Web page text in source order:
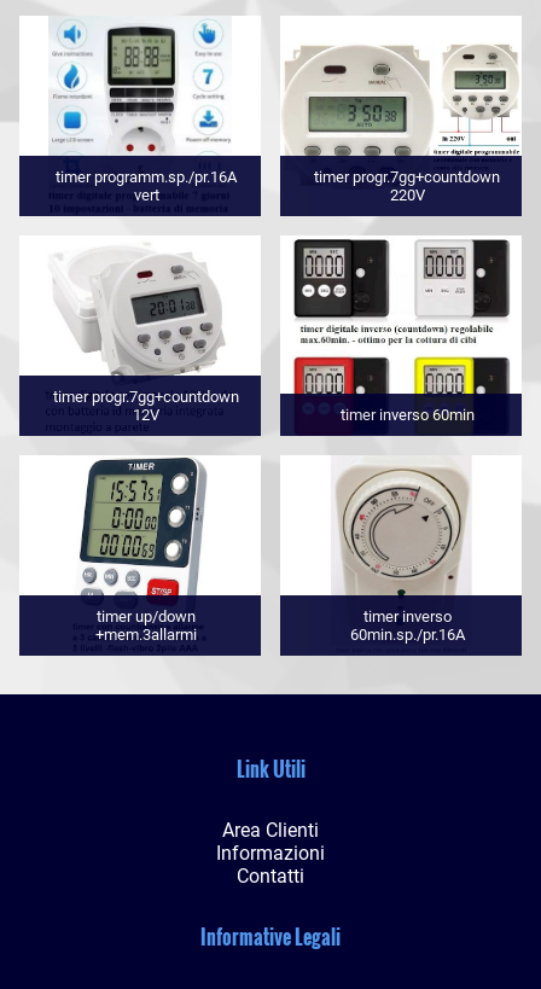
timer programm.sp./pr.16A
vert
timer progr.7gg+countdown
220V
timer progr.7gg+countdown
12V
timer inverso 60min
timer up/down
+mem.3allarmi
timer inverso
60min.sp./pr.16A
Link Utili
Area Clienti
Informazioni
Contatti
Informative Legali